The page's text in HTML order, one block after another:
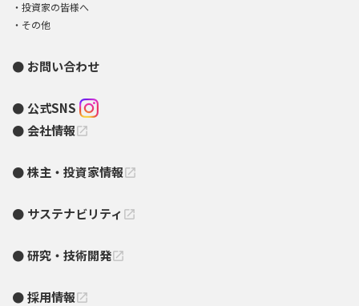
投資家の皆様へ
その他
お問い合わせ
公式SNS
会社情報open_in_new
株主・投資家情報open_in_new
サステナビリティ open_in_new
研究・技術開発open_in_new
採用情報open_in_new